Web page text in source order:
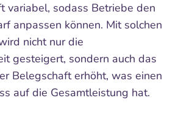
variabel, sodass Betriebe den
anpassen können. Mit solchen
nicht nur die
gesteigert, sondern auch das
Belegschaft erhöht, was einen
auf die Gesamtleistung hat.